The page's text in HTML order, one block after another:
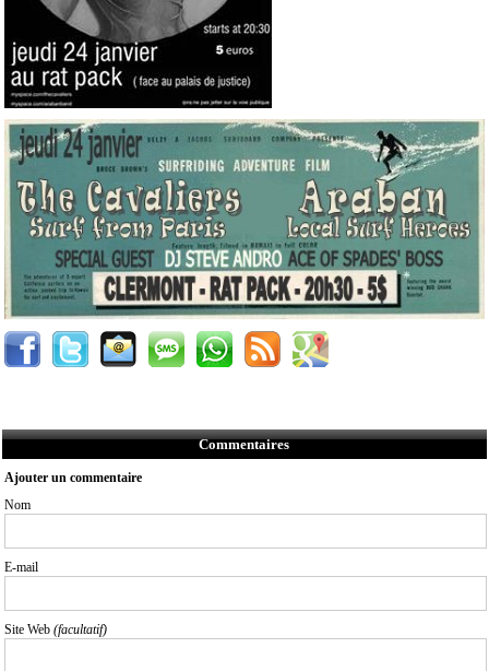
Commentaires
Ajouter un commentaire
Nom
E-mail
Site Web (facultatif)